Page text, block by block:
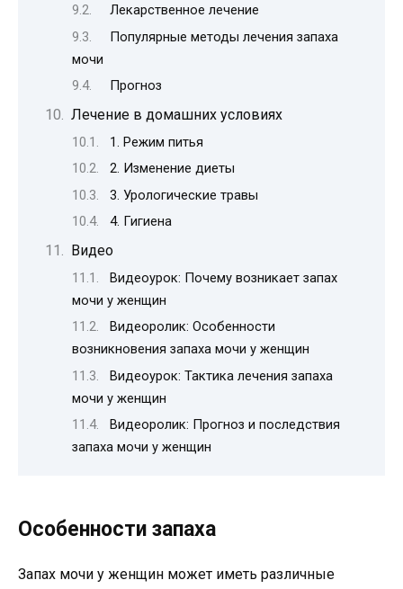
Лекарственное лечение
Популярные методы лечения запаха
мочи
Прогноз
Лечение в домашних условиях
1. Режим питья
2. Изменение диеты
3. Урологические травы
4. Гигиена
Видео
Видеоурок: Почему возникает запах
мочи у женщин
Видеоролик: Особенности
возникновения запаха мочи у женщин
Видеоурок: Тактика лечения запаха
мочи у женщин
Видеоролик: Прогноз и последствия
запаха мочи у женщин
Особенности запаха
Запах мочи у женщин может иметь различные